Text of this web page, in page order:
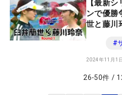
【最新
ンで優勝
世と藤川
#
2024年11月1
26-50件 /